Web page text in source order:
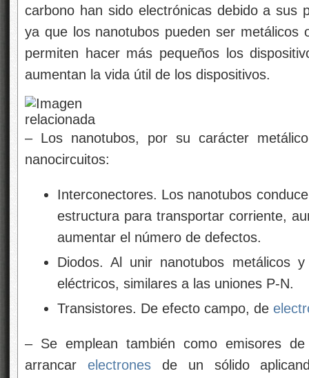
carbono han sido electrónicas debido a sus
ya que los nanotubos pueden ser metálicos
permiten hacer más pequeños los
aumentan la vida útil de los dispositivos.
– Los nanotubos, por su carácter
nanocircuitos:
Interconectores. Los nanotubos
estructura para transportar corriente,
aumentar el número de defectos.
Diodos. Al unir nanotubos metálicos
eléctricos, similares a las uniones P-N.
Transistores. De efecto campo, de
– Se emplean también como emisores
arrancar electronesde un sólido